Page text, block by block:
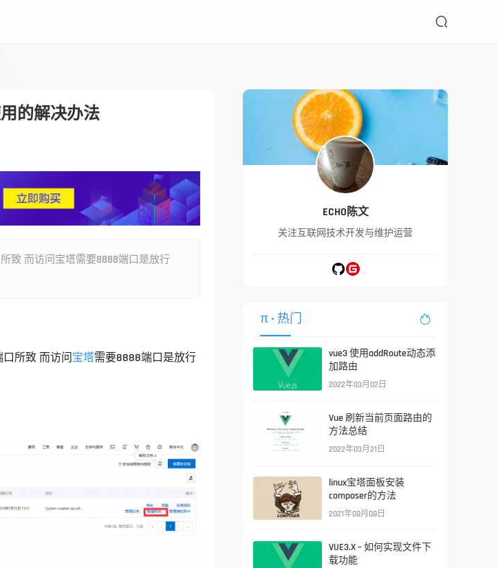

的解决办法
致 而访问宝塔需要8888端口是放行
所致 而访问宝塔需要8888端口是放行
ECHO陈文
关注互联网技术开发与维护运营
π • 热门 
vue3 使用addRoute动态添
加路由
2022年03月02日
Vue 刷新当前页面路由的
方法总结
2022年03月21日
linux宝塔面板安装
composer的方法
2021年08月08日
VUE3.X – 如何实现文件下
载功能